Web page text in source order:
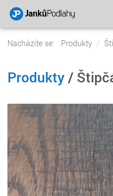
Nacházíte se: Produkty
Produkty /